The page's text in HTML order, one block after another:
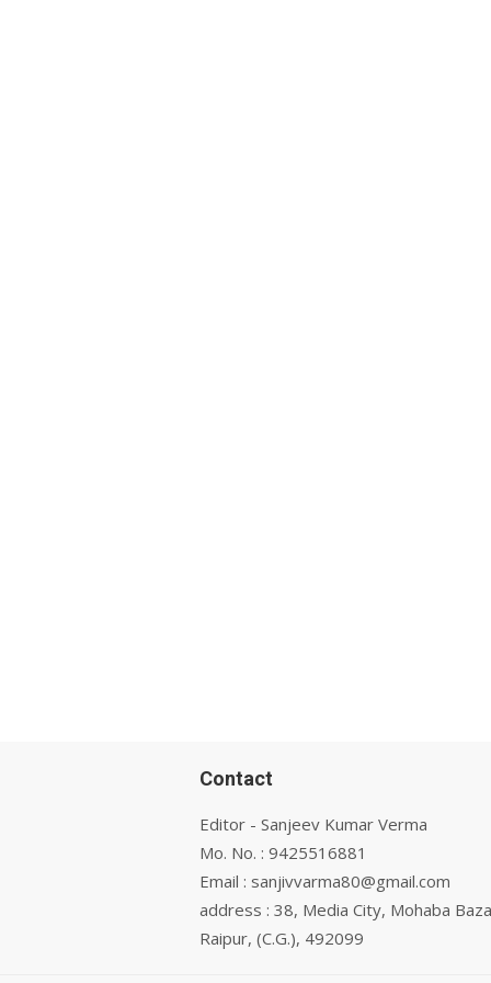
Contact
Editor - Sanjeev Kumar Verma
Mo. No. : 9425516881
Email : sanjivvarma80@gmail.com
address : 38, Media City, Mohaba
Raipur, (C.G.), 492099